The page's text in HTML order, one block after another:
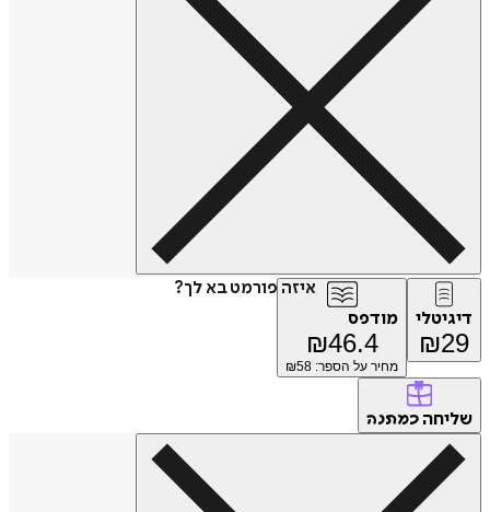
איזה פורמט בא לך?
דיגיטלי
₪29
מודפס
₪46.4
מחיר על הספר: ₪ 58
שליחה כמתנה